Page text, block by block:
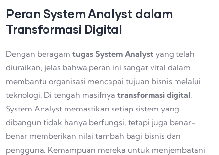
Peran System Analyst dalam
Transformasi Digital
Dengan beragam tugas System Analyst yang telah
diuraikan, jelas bahwa peran ini sangat vital dalam
membantu organisasi mencapai tujuan bisnis melalui
teknologi. Di tengah masifnya transformasi digital,
System Analyst memastikan setiap sistem yang
dibangun tidak hanya berfungsi, tetapi juga benar-
benar memberikan nilai tambah bagi bisnis dan
pengguna. Kemampuan mereka untuk menjembatani